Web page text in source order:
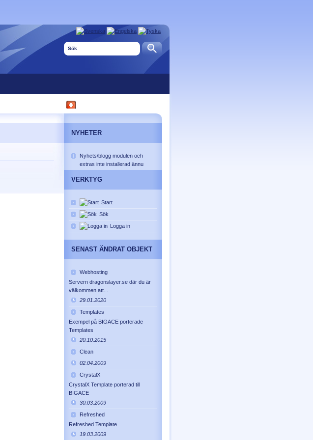
NYHETER
Nyhets/blogg modulen och
extras inte installerad ännu
VERKTYG
Start
Sök
Logga in
SENAST ÄNDRAT OBJEKT
Webhosting
Servern dragonslayer.se där du är
välkommen att...
29.01.2020
Templates
Exempel på BIGACE porterade
Templates
20.10.2015
Clean
02.04.2009
CrystalX
CrystalX Template porterad till
BIGACE
30.03.2009
Refreshed
Refreshed Template
19.03.2009